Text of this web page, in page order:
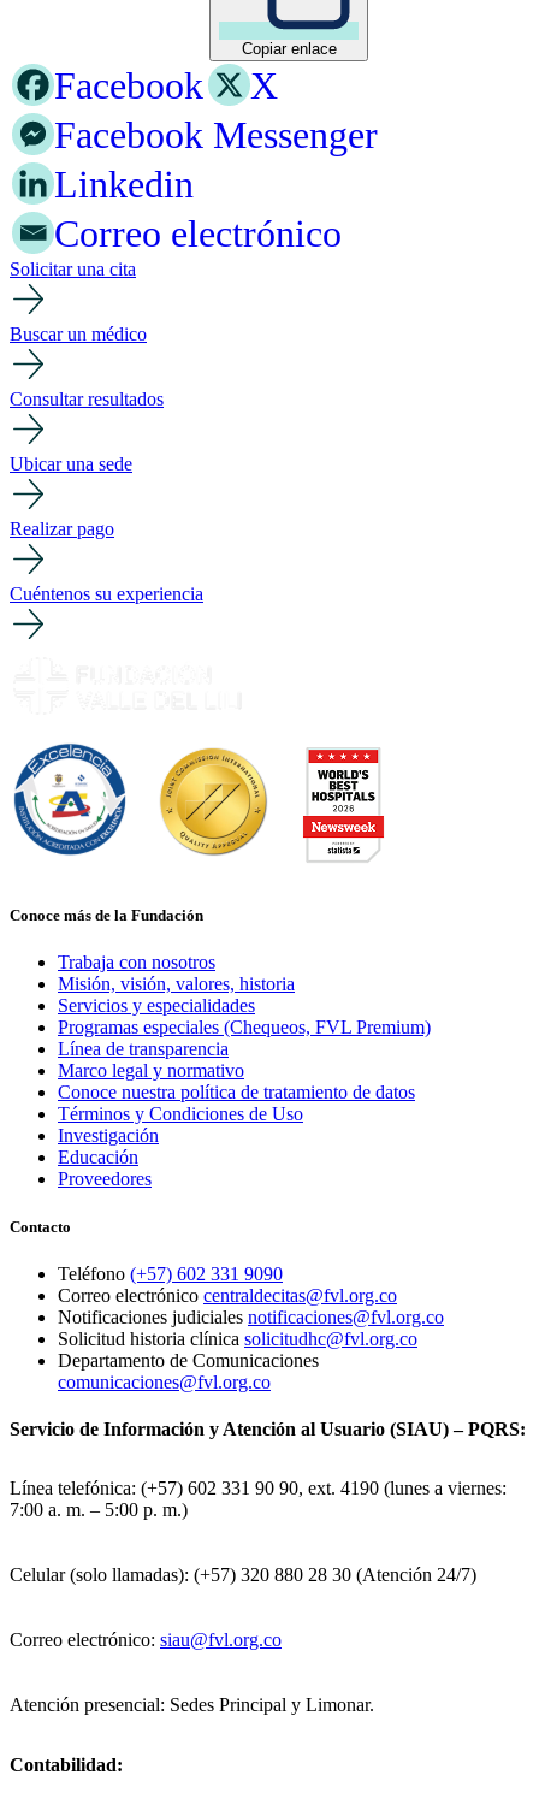
Copiar enlace
Facebook
X
Facebook Messenger
Linkedin
Correo electrónico
Solicitar una cita
Buscar un médico
Consultar resultados
Ubicar una sede
Realizar pago
Cuéntenos su experiencia
Conoce más de la Fundación
Trabaja con nosotros
Misión, visión, valores, historia
Servicios y especialidades
Programas especiales (Chequeos, FVL Premium)
Línea de transparencia
Marco legal y normativo
Conoce nuestra política de tratamiento de datos
Términos y Condiciones de Uso
Investigación
Educación
Proveedores
Contacto
Teléfono (+57) 602 331 9090
Correo electrónico centraldecitas@fvl.org.co
Notificaciones judiciales notificaciones@fvl.org.co
Solicitud historia clínica solicitudhc@fvl.org.co
Departamento de Comunicaciones
comunicaciones@fvl.org.co
Servicio de Información y Atención al Usuario (SIAU) – PQRS:
Línea telefónica: (+57) 602 331 90 90, ext. 4190 (lunes a viernes:
7:00 a. m. – 5:00 p. m.)
Celular (solo llamadas): (+57) 320 880 28 30 (Atención 24/7)
Correo electrónico: siau@fvl.org.co
Atención presencial: Sedes Principal y Limonar.
Contabilidad: